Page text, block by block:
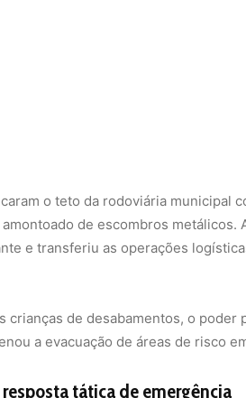
o teto da rodoviária municipal
de escombros
e transferiu as operações
crianças de desabamentos, o
a evacuação de áreas de risco
resposta tática de emergência